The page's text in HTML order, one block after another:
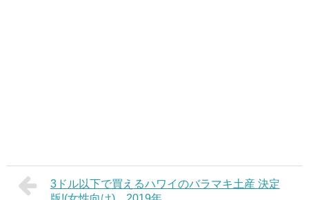
3ドル以下で買えるハワイのバラマキ土産 決定